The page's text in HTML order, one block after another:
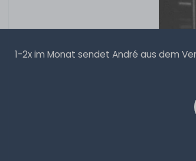
1-2x im Monat sendet André aus dem